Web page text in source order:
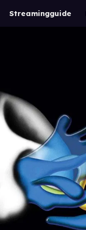
Streamingguide